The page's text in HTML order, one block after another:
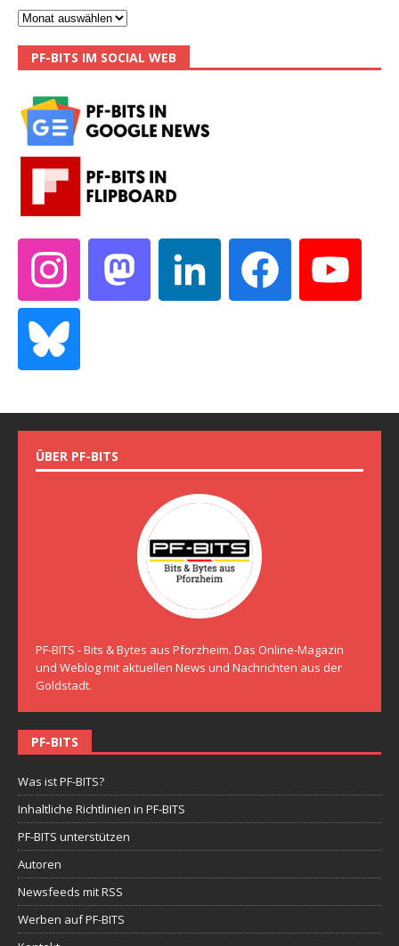
PF-BITS IM SOCIAL WEB
ÜBER PF-BITS
PF-BITS - Bits & Bytes aus Pforzheim. Das Online-Magazin
und Weblog mit aktuellen News und Nachrichten aus der
Goldstadt.
PF-BITS
Was ist PF-BITS?
Inhaltliche Richtlinien in PF-BITS
PF-BITS unterstützen
Autoren
Newsfeeds mit RSS
Werben auf PF-BITS